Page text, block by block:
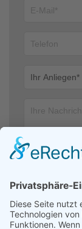
Daten
gelöscht.
Zukunft per